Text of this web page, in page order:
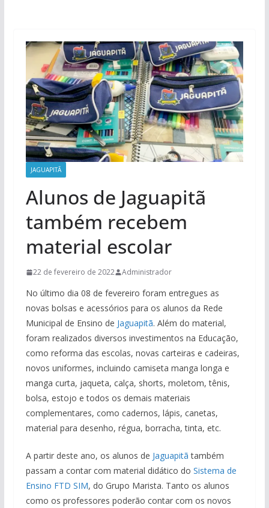
JAGUAPITÃ
Alunos de Jaguapitã
também recebem
material escolar
22 de fevereiro de 2022 Administrador
No último dia 08 de fevereiro foram entregues as
novas bolsas e acessórios para os alunos da Rede
Municipal de Ensino de Jaguapitã. Além do material,
foram realizados diversos investimentos na Educação,
como reforma das escolas, novas carteiras e cadeiras,
novos uniformes, incluindo camiseta manga longa e
manga curta, jaqueta, calça, shorts, moletom, tênis,
bolsa, estojo e todos os demais materiais
complementares, como cadernos, lápis, canetas,
material para desenho, régua, borracha, tinta, etc.
A partir deste ano, os alunos de Jaguapitã também
passam a contar com material didático do Sistema de
Ensino FTD SIM, do Grupo Marista. Tanto os alunos
como os professores poderão contar com os novos